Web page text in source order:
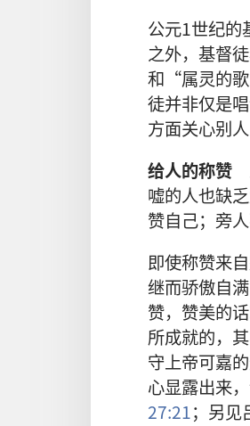
公元1世纪的
之外，基督
和“属灵的
徒并非仅是
方面关心别
给人的称赞
嘘的人也缺
赞自己；旁
即使称赞来
继而骄傲自
赞，赞美的
所成就的，
守上帝可嘉
心显露出来
27:21；另见